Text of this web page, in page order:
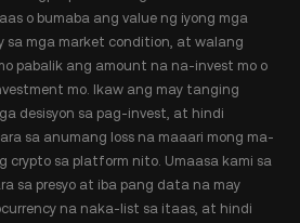
o bumaba ang value ng iyong mga
sa mga market condition, at walang
pabalik ang amount na na-invest mo o
mo. Ikaw ang may tanging
desisyon sa pag-invest, at hindi
sa anumang loss na maaari mong ma-
crypto sa platform nito. Umaasa kami sa
sa presyo at iba pang data na may
na naka-list sa itaas, at hindi